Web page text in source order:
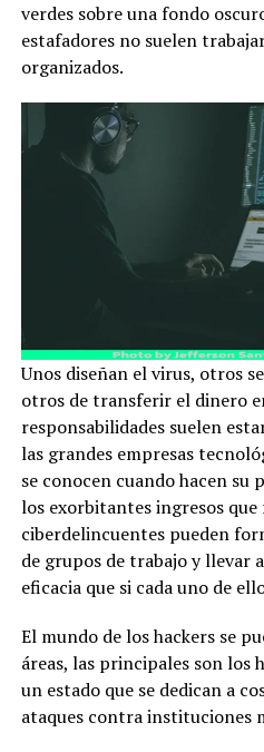
verdes sobre una fondo
estafadores no suelen
organizados.
Unos diseñan el virus, otros
otros de transferir el dinero
responsabilidades suelen
las grandes empresas
se conocen cuando hacen su
los exorbitantes ingresos que
ciberdelincuentes pueden
de grupos de trabajo y llevar
eficacia que si cada uno de
El mundo de los hackers se
áreas, las principales son los
un estado que se dedican a
ataques contra instituciones